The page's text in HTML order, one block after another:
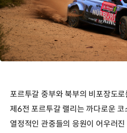
포르투갈 중부와 북부의 비포장도
제6전 포르투갈 랠리는 까다로운 코
열정적인 관중들의 응원이 어우러